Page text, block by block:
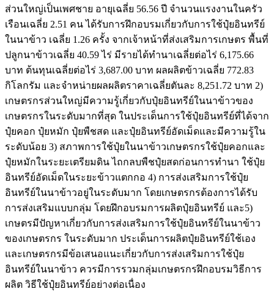
ส่วนใหญ่เป็นเพศชาย อายุเฉลี่ย 56.56 ปี จำนวนแรงงานในครัว
เรือนเฉลี่ย 2.51 คน ได้รับการฝึกอบรมเกี่ยวกับการใช้ปุ๋ยอินทรีย์
ในนาข้าว เฉลี่ย 1.26 ครั้ง จากเจ้าหน้าที่ส่งเสริมการเกษตร พื้นที่
ปลูกนาข้าวเฉลี่ย 40.59 ไร่ มีรายได้ทำนาเฉลี่ยต่อไร่ 6,175.66
บาท ต้นทุนเฉลี่ยต่อไร่ 3,687.00 บาท ผลผลิตข้าวเฉลี่ย 772.83
กิโลกรัม และจำหน่ายผลผลิตราคาเฉลี่ยตันละ 8,251.72 บาท 2)
เกษตรกรส่วนใหญ่มีความรู้เกี่ยวกับปุ๋ยอินทรีย์ในนาข้าวของ
เกษตรกรในระดับมากที่สุด ในประเด็นการใช้ปุ๋ยอินทรีย์ที่ได้จาก
ปุ๋ยคอก ปุ๋ยหมัก ปุ๋ยพืชสด และปุ๋ยอินทรีย์อัดเม็ดและมีความรู้ใน
ระดับน้อย 3) สภาพการใช้ปุ๋ยในนาข้าวเกษตรกรใช้ปุ๋ยคอกและ
ปุ๋ยหมักในระยะเตรียมดิน ไถกลบพืชปุ๋ยสดก่อนการทำนา ใช้ปุ๋ย
อินทรีย์อัดเม็ดในระยะข้าวแตกกอ 4) การส่งเสริมการใช้ปุ๋ย
อินทรีย์ในนาข้าวอยู่ในระดับมาก โดยเกษตรกรต้องการได้รับ
การส่งเสริมแบบกลุ่ม โดยฝึกอบรมการผลิตปุ๋ยอินทรีย์ และ5)
เกษตรมีปัญหาเกี่ยวกับการส่งเสริมการใช้ปุ๋ยอินทรีย์ในนาข้าว
ของเกษตรกร ในระดับมาก ประเด็นการผลิตปุ๋ยอินทรีย์ใช้เอง
และเกษตรกรมีข้อเสนอแนะเกี่ยวกับการส่งเสริมการใช้ปุ๋ย
อินทรีย์ในนาข้าว ควรมีการรวมกลุ่มเกษตรกรฝึกอบรมวิธีการ
ผลิต วิธีใช้ปุ๋ยอินทรีย์อย่างต่อเนื่อง